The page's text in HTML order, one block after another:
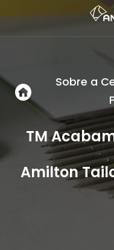
Sobre a
TM
Amilton